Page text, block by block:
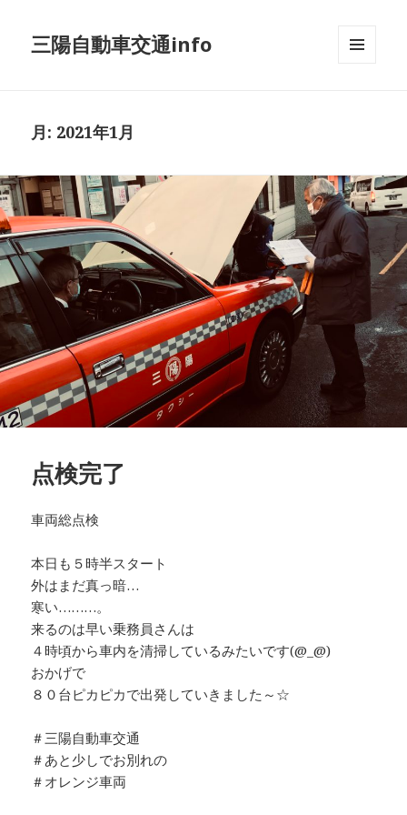
三陽自動車交通info
月: 2021年1月
点検完了
車両総点検
本日も５時半スタート
外はまだ真っ暗…
寒い………。
来るのは早い乗務員さんは
４時頃から車内を清掃しているみたいです(@_@)
おかげで
８０台ピカピカで出発していきました～☆
＃三陽自動車交通
＃あと少しでお別れの
＃オレンジ車両